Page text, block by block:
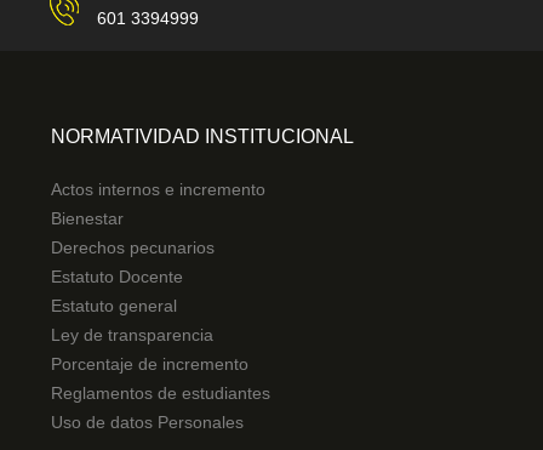
601 3394999
NORMATIVIDAD INSTITUCIONAL
Actos internos e incremento
Bienestar
Derechos pecunarios
Estatuto Docente
Estatuto general
Ley de transparencia
Porcentaje de incremento
Reglamentos de estudiantes
Uso de datos Personales